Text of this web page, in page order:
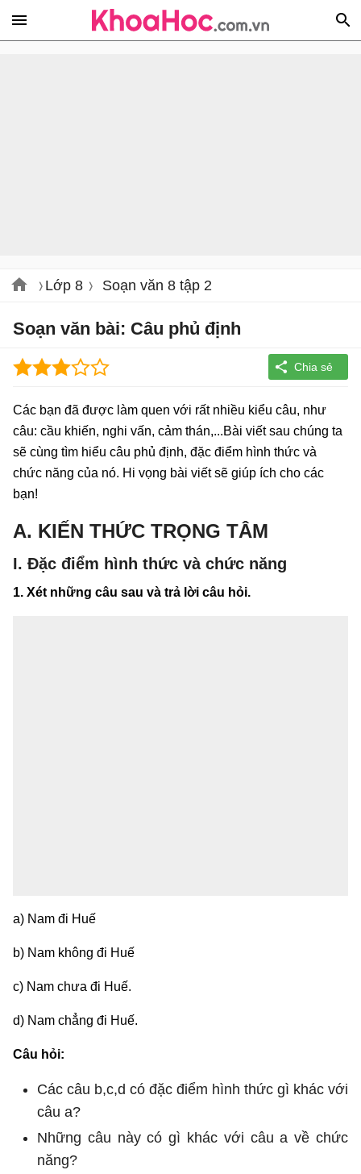
Lớp 8 Soạn văn 8 tập 2
Soạn văn bài: Câu phủ định
Các bạn đã được làm quen với rất nhiều kiểu câu, như
câu: cầu khiến, nghi vấn, cảm thán,...Bài viết sau chúng ta
sẽ cùng tìm hiểu câu phủ định, đặc điểm hình thức và
chức năng của nó. Hi vọng bài viết sẽ giúp ích cho các
bạn!
A. KIẾN THỨC TRỌNG TÂM
I. Đặc điểm hình thức và chức năng
1. Xét những câu sau và trả lời câu hỏi.
a) Nam đi Huế
b) Nam không đi Huế
c) Nam chưa đi Huế.
d) Nam chẳng đi Huế.
Câu hỏi:
Các câu b,c,d có đặc điểm hình thức gì khác với
câu a?
Những câu này có gì khác với câu a về chức
năng?